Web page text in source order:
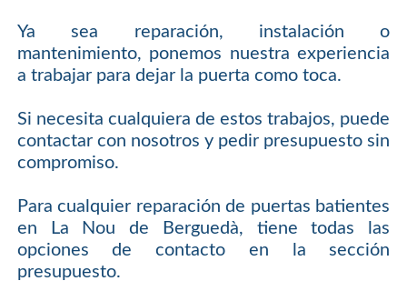
Ya sea reparación, instalación o
mantenimiento, ponemos nuestra experiencia
a trabajar para dejar la puerta como toca.
Si necesita cualquiera de estos trabajos, puede
contactar con nosotros y pedir presupuesto sin
compromiso.
Para cualquier reparación de puertas batientes
en La Nou de Berguedà, tiene todas las
opciones de contacto en la sección
presupuesto.